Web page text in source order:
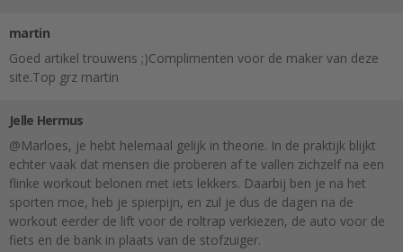
martin
Goed artikel trouwens ;)Complimenten voor de maker van deze
site.Top grz martin
Jelle Hermus
@Marloes, je hebt helemaal gelijk in theorie. In de praktijk blijkt
echter vaak dat mensen die proberen af te vallen zichzelf na een
flinke workout belonen met iets lekkers. Daarbij ben je na het
sporten moe, heb je spierpijn, en zul je dus de dagen na de
workout eerder de lift voor de roltrap verkiezen, de auto voor de
fiets en de bank in plaats van de stofzuiger.